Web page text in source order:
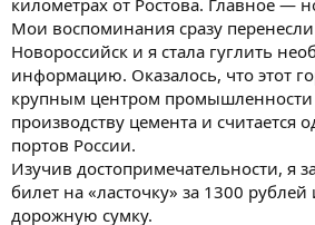
Мои воспоминания сразу
Новороссийск и я стала гуглить
информацию. Оказалось, что этот
крупным центром промышленности
производству цемента и считается
портов России.
Изучив достопримечательности, я
билет на «ласточку» за 1300
дорожную сумку.